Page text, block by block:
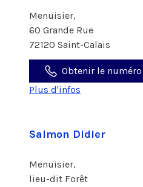
Menuisier,
60 Grande Rue
72120 Saint-Calais
Obtenir le numéro
Plus d'infos
Salmon Didier
Menuisier,
lieu-dit Forêt